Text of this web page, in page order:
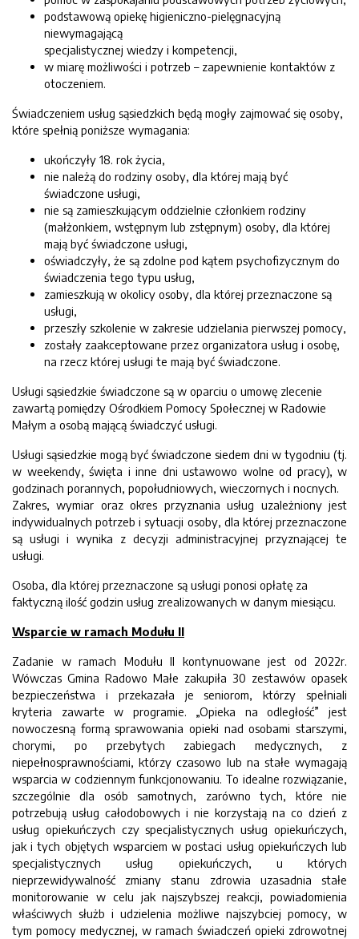
podstawową opiekę higieniczno-pielęgnacyjną
niewymagającą
specjalistycznej wiedzy i kompetencji,
w miarę możliwości i potrzeb – zapewnienie kontaktów z
otoczeniem.
Świadczeniem usług sąsiedzkich będą mogły zajmować się osoby,
które spełnią poniższe wymagania:
ukończyły 18. rok życia,
nie należą do rodziny osoby, dla której mają być
świadczone usługi,
nie są zamieszkującym oddzielnie członkiem rodziny
(małżonkiem, wstępnym lub zstępnym) osoby, dla której
mają być świadczone usługi,
oświadczyły, że są zdolne pod kątem psychofizycznym do
świadczenia tego typu usług,
zamieszkują w okolicy osoby, dla której przeznaczone są
usługi,
przeszły szkolenie w zakresie udzielania pierwszej pomocy,
zostały zaakceptowane przez organizatora usług i osobę,
na rzecz której usługi te mają być świadczone.
Usługi sąsiedzkie świadczone są w oparciu o umowę zlecenie
zawartą pomiędzy Ośrodkiem Pomocy Społecznej w Radowie
Małym a osobą mającą świadczyć usługi.
Usługi sąsiedzkie mogą być świadczone siedem dni w tygodniu (tj.
w weekendy, święta i inne dni ustawowo wolne od pracy), w
godzinach porannych, popołudniowych, wieczornych i nocnych.
Zakres, wymiar oraz okres przyznania usług uzależniony jest
indywidualnych potrzeb i sytuacji osoby, dla której przeznaczone
są usługi i wynika z decyzji administracyjnej przyznającej te
usługi.
Osoba, dla której przeznaczone są usługi ponosi opłatę za
faktyczną ilość godzin usług zrealizowanych w danym miesiącu.
Wsparcie w ramach Modułu II
Zadanie w ramach Modułu II kontynuowane jest od 2022r.
Wówczas Gmina Radowo Małe zakupiła 30 zestawów opasek
bezpieczeństwa i przekazała je seniorom, którzy spełniali
kryteria zawarte w programie. „Opieka na odległość” jest
nowoczesną formą sprawowania opieki nad osobami starszymi,
chorymi, po przebytych zabiegach medycznych, z
niepełnosprawnościami, którzy czasowo lub na stałe wymagają
wsparcia w codziennym funkcjonowaniu. To idealne rozwiązanie,
szczególnie dla osób samotnych, zarówno tych, które nie
potrzebują usług całodobowych i nie korzystają na co dzień z
usług opiekuńczych czy specjalistycznych usług opiekuńczych,
jak i tych objętych wsparciem w postaci usług opiekuńczych lub
specjalistycznych usług opiekuńczych, u których
nieprzewidywalność zmiany stanu zdrowia uzasadnia stałe
monitorowanie w celu jak najszybszej reakcji, powiadomienia
właściwych służb i udzielenia możliwe najszybciej pomocy, w
tym pomocy medycznej, w ramach świadczeń opieki zdrowotnej